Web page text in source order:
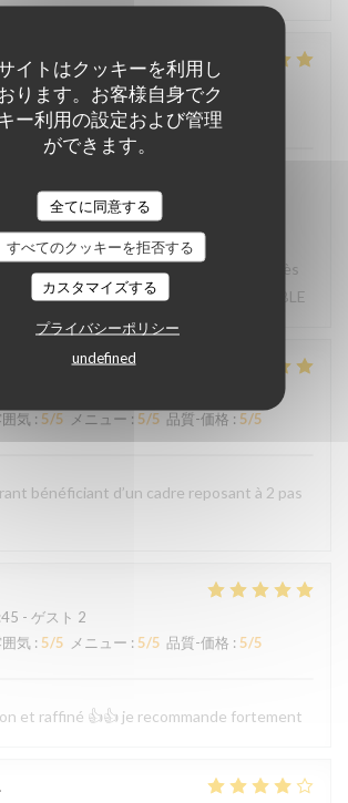
イトはクッキーを利用し
ります。お客様自身でク
ー利用の設定および管理
ができます。
全てに同意する
すべてのクッキーを拒否する
カスタマイズする
プライバシーポリシー
undefined
- ゲスト 6
囲気 :5/5 メニュー :5 /5 品質-価格
très bon rapport qualité / prix.
super bien présentée de l'entrée au
en terrasse très agréable, service
serviettes de table en tissu (c'est très
un menu du jour) TRES BONNE TABLE
気 : 5/5 メニュー : 5/5 品質-価格 : 5/5
bénéficiant d’un cadre reposant à 2 pas
- ゲスト 2
囲気 : 5/5 メニュー : 5/5 品質-価格 : 5/5
et raffiné 👍👍 je recommande fortement